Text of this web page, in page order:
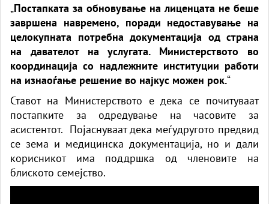
„Постапката за обновување на лиценцата не беше
завршена навремено, поради недоставување на
целокупната потребна документација од страна
на давателот на услугата. Министерството во
координација со надлежните институции работи
на изнаоѓање решение во најкус можен рок.“
Ставот на Министерството е дека се почитуваат
постапките за одредување на часовите за
асистентот. Појаснуваат дека меѓудругото предвид
се зема и медицинска документација, но и дали
корисникот има поддршка од членовите на
блиското семејство.